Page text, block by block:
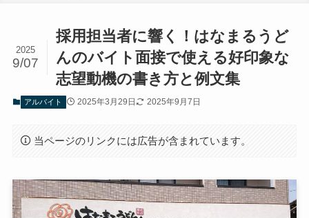
採用担当者に響く！はなまるうど
んのバイト面接で使える好印象な
志望動機の書き方と例文集
2025
9/07
アルバイト 2025年3月29日 2025年9月7日
当ページのリンクには広告が含まれています。